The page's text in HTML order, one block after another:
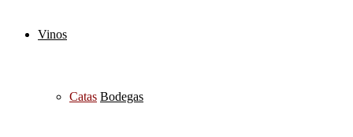
Vinos
Catas Bodegas